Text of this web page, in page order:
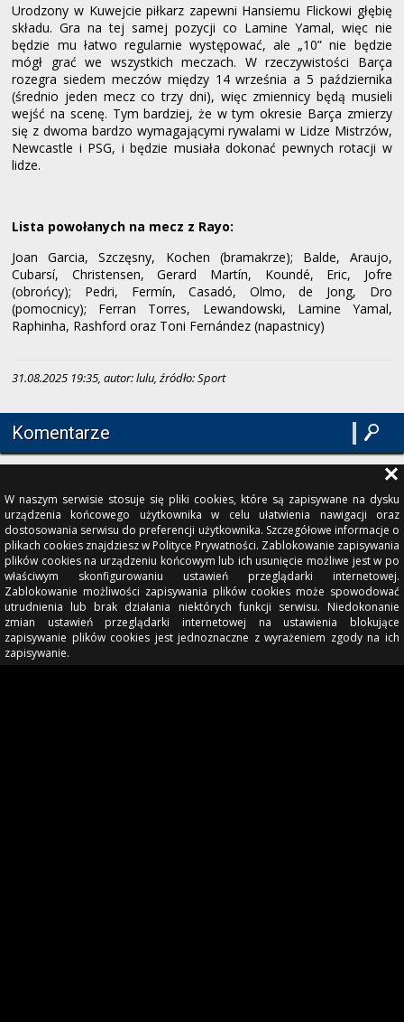
Urodzony w Kuwejcie piłkarz zapewni Hansiemu Flickowi głębię
składu. Gra na tej samej pozycji co Lamine Yamal, więc nie
będzie mu łatwo regularnie występować, ale „10” nie będzie
mógł grać we wszystkich meczach. W rzeczywistości Barça
rozegra siedem meczów między 14 września a 5 października
(średnio jeden mecz co trzy dni), więc zmiennicy będą musieli
wejść na scenę. Tym bardziej, że w tym okresie Barça zmierzy
się z dwoma bardzo wymagającymi rywalami w Lidze Mistrzów,
Newcastle i PSG, i będzie musiała dokonać pewnych rotacji w
lidze.
Lista powołanych na mecz z Rayo:
Joan Garcia, Szczęsny, Kochen (bramakrze); Balde, Araujo,
Cubarsí, Christensen, Gerard Martín, Koundé, Eric, Jofre
(obrońcy); Pedri, Fermín, Casadó, Olmo, de Jong, Dro
(pomocnicy); Ferran Torres, Lewandowski, Lamine Yamal,
Raphinha, Rashford oraz Toni Fernández (napastnicy)
31.08.2025 19:35, autor: lulu, źródło: Sport
Komentarze
W naszym serwisie stosuje się pliki cookies, które są zapisywane na dysku
urządzenia końcowego użytkownika w celu ułatwienia nawigacji oraz
dostosowania serwisu do preferencji użytkownika. Szczegółowe informacje o
plikach cookies znajdziesz w Polityce Prywatności. Zablokowanie zapisywania
plików cookies na urządzeniu końcowym lub ich usunięcie możliwe jest w po
właściwym skonfigurowaniu ustawień przeglądarki internetowej.
Zablokowanie możliwości zapisywania plików cookies może spowodować
utrudnienia lub brak działania niektórych funkcji serwisu. Niedokonanie
zmian ustawień przeglądarki internetowej na ustawienia blokujące
zapisywanie plików cookies jest jednoznaczne z wyrażeniem zgody na ich
zapisywanie.